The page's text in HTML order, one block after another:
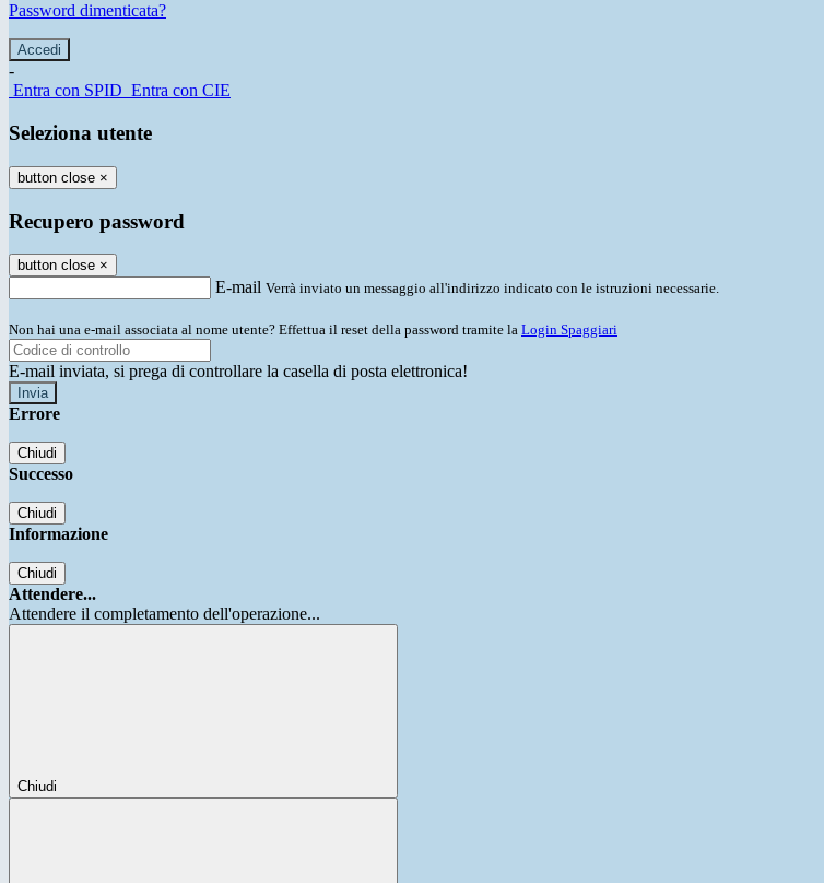
Password dimenticata?
-
Entra con SPID Entra con CIE
Seleziona utente
button close ×
Recupero password
button close ×
E-mail Verrà inviato un messaggio all'indirizzo indicato con le istruzioni necessarie.
Non hai una e-mail associata al nome utente? Effettua il reset della password tramite la Login Spaggiari
E-mail inviata, si prega di controllare la casella di posta elettronica!
Errore
Chiudi
Successo
Chiudi
Informazione
Chiudi
Attendere...
Attendere il completamento dell'operazione...
Chiudi